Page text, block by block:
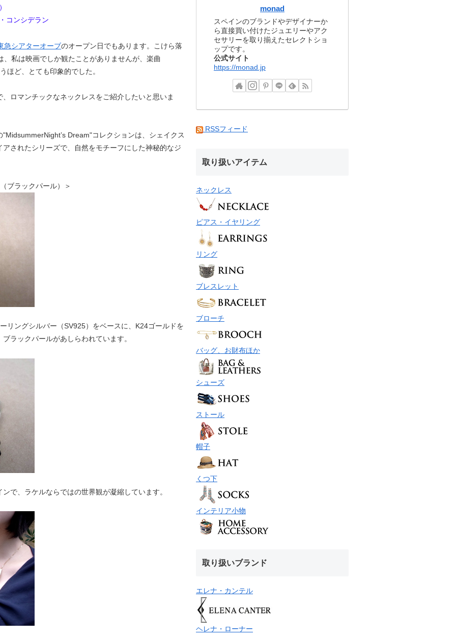
コンシデラン
急シアターオーブのオープン日でもあります。こけら落
、私は映画でしか観たことがありませんが、楽曲
ほど、とても印象的でした。
ロマンチックなネックレスをご紹介したいと思いま
"MidsummerNight’s Dream"コレクションは、シェイクス
されたシリーズで、自然をモチーフにした神秘的なジ
ブラックパール）＞
リングシルバー（SV925）をベースに、K24ゴールドを
ラックパールがあしらわれています。
で、ラケルならではの世界観が凝縮しています。
monad
スペインのブランドやデザイナーか
ら直接買い付けたジュエリーやアク
セサリーを取り揃えたセレクトショ
ップです。
公式サイト
https://monad.jp
RSSフィード
取り扱いアイテム
ネックレス
ピアス・イヤリング
リング
ブレスレット
ブローチ
バッグ、お財布ほか
シューズ
ストール
帽子
くつ下
インテリア小物
取り扱いブランド
エレナ・カンテル
ヘレナ・ローナー